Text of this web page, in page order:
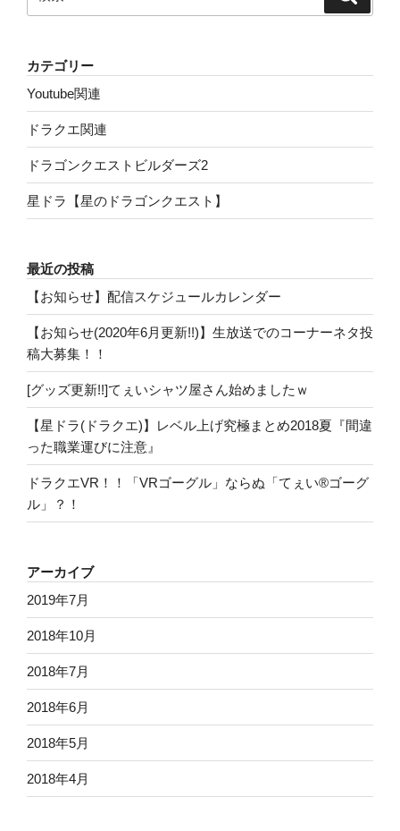
索:
カテゴリー
Youtube関連
ドラクエ関連
ドラゴンクエストビルダーズ2
星ドラ【星のドラゴンクエスト】
最近の投稿
【お知らせ】配信スケジュールカレンダー
【お知らせ(2020年6月更新!!)】生放送でのコーナーネタ投
稿大募集！！
[グッズ更新!!]てぇいシャツ屋さん始めましたｗ
【星ドラ(ドラクエ)】レベル上げ究極まとめ2018夏『間違
った職業運びに注意』
ドラクエVR！！「VRゴーグル」ならぬ「てぇい®ゴーグ
ル」？！
アーカイブ
2019年7月
2018年10月
2018年7月
2018年6月
2018年5月
2018年4月